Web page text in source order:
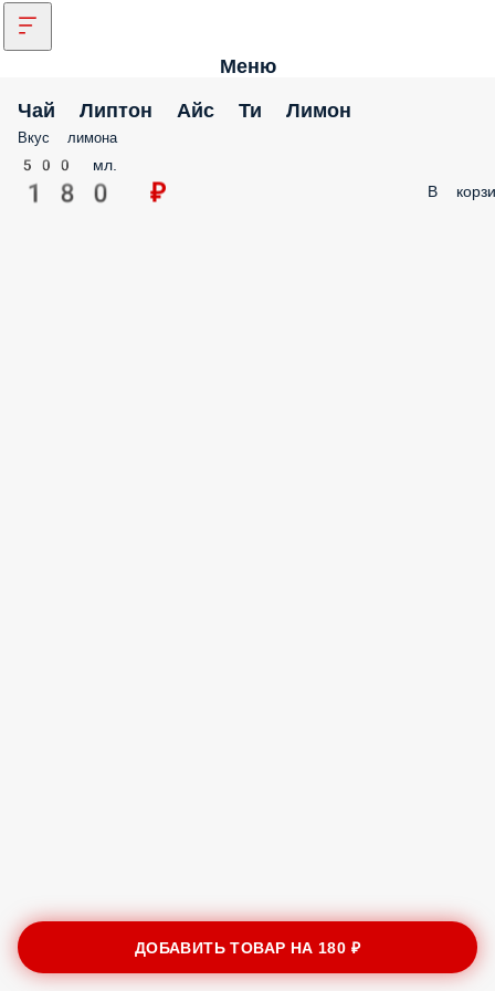
Меню
Чай Липтон Айс Ти Лимон
Вкус лимона
500 мл.
180 ₽ В
ДОБАВИТЬ ТОВАР НА 180 ₽